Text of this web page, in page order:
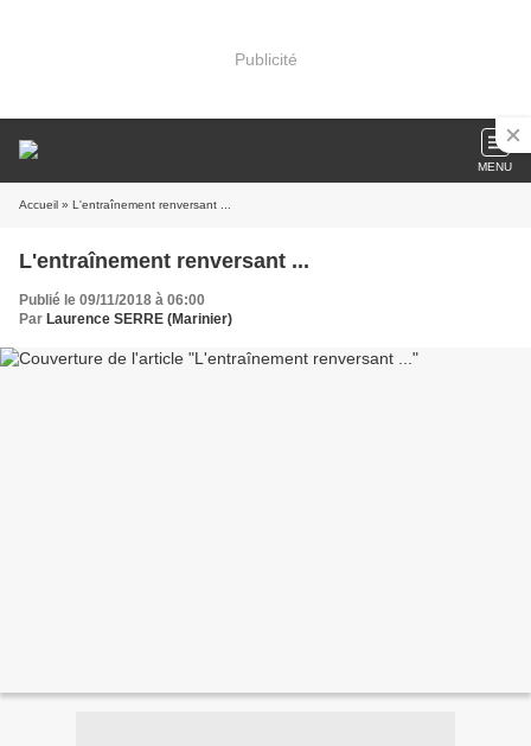
Publicité
MENU
Accueil » L'entraînement renversant ...
L'entraînement renversant ...
Publié le 09/11/2018 à 06:00
Par Laurence SERRE (Marinier)